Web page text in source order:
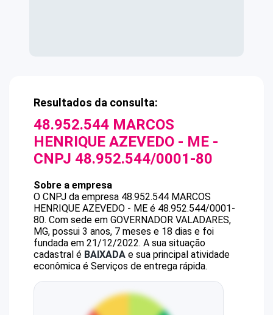
Resultados da consulta:
48.952.544 MARCOS
HENRIQUE AZEVEDO - ME -
CNPJ 48.952.544/0001-80
Sobre a empresa
O CNPJ da empresa 48.952.544 MARCOS
HENRIQUE AZEVEDO - ME é 48.952.544/0001-
80. Com sede em GOVERNADOR VALADARES,
MG, possui 3 anos, 7 meses e 18 dias e foi
fundada em 21/12/2022. A sua situação
cadastral é BAIXADA e sua principal atividade
econômica é Serviços de entrega rápida.